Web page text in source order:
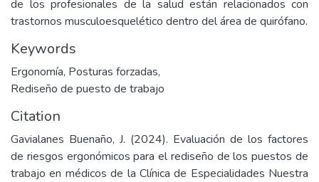
de los profesionales de la salud están relacionados con
trastornos musculoesquelético dentro del área de quirófano.
Keywords
Ergonomía, Posturas forzadas,
Rediseño de puesto de trabajo
Citation
Gavialanes Buenaño, J. (2024). Evaluación de los factores
de riesgos ergonómicos para el rediseño de los puestos de
trabajo en médicos de la Clínica de Especialidades Nuestra